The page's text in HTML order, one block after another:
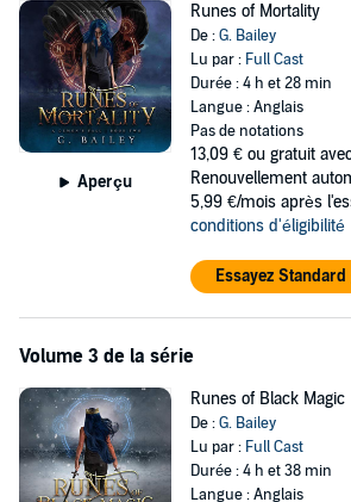
Aperçu
Runes of Mortality
De :G. Bailey
Lu par : Full Cast
Durée : 4 h et 28 min
Langue : Anglais
Pas de notations
13,09 € ou gratuit
Renouvellement
5,99 €/mois après
conditions d'éligibilité
Essayez
Volume 3 de la série
Runes of Black Magic
De :G. Bailey
Lu par : Full Cast
Durée : 4 h et 38 min
Langue : Anglais